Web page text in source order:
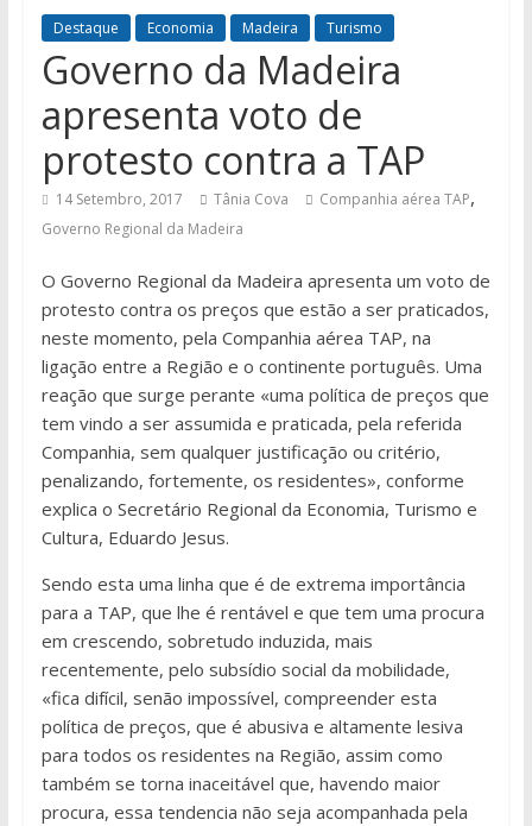
Destaque Economia Madeira Turismo
Governo da Madeira
apresenta voto de
protesto contra a TAP
14 Setembro, 2017 Tânia Cova Companhia aérea TAP,
Governo Regional da Madeira
O Governo Regional da Madeira apresenta um voto de
protesto contra os preços que estão a ser praticados,
neste momento, pela Companhia aérea TAP, na
ligação entre a Região e o continente português. Uma
reação que surge perante «uma política de preços que
tem vindo a ser assumida e praticada, pela referida
Companhia, sem qualquer justificação ou critério,
penalizando, fortemente, os residentes», conforme
explica o Secretário Regional da Economia, Turismo e
Cultura, Eduardo Jesus.
Sendo esta uma linha que é de extrema importância
para a TAP, que lhe é rentável e que tem uma procura
em crescendo, sobretudo induzida, mais
recentemente, pelo subsídio social da mobilidade,
«fica difícil, senão impossível, compreender esta
política de preços, que é abusiva e altamente lesiva
para todos os residentes na Região, assim como
também se torna inaceitável que, havendo maior
procura, essa tendencia não seja acompanhada pela